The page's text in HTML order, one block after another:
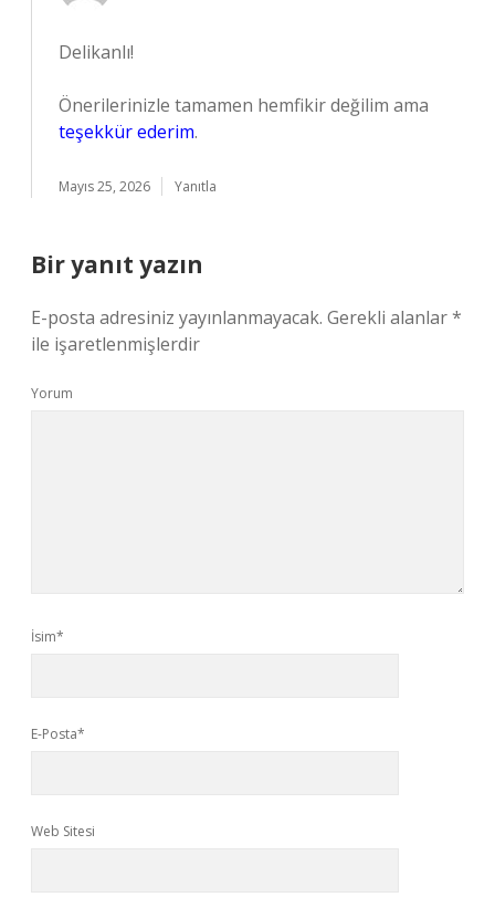
Delikanlı!
Önerilerinizle tamamen hemfikir değilim ama
teşekkür ederim.
Mayıs 25, 2026 Yanıtla
Bir yanıt yazın
E-posta adresiniz yayınlanmayacak. Gerekli alanlar*
ile işaretlenmişlerdir
Yorum
İsim*
E-Posta*
Web Sitesi